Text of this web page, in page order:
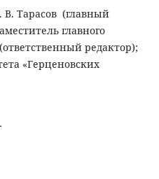
В. Тарасов (главный
главного
редактор);
«Герценовских